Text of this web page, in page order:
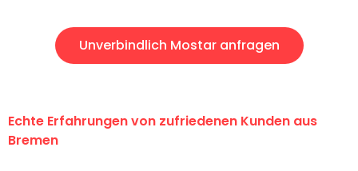
Unverbindlich Mostar anfragen
Echte Erfahrungen von zufriedenen Kunden aus
Bremen